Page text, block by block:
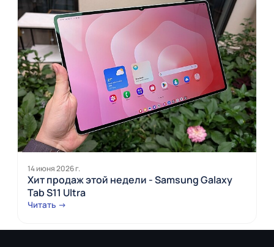
14 июня 2026 г.
Хит продаж этой недели - Samsung Galaxy
Tab S11 Ultra
Читать →